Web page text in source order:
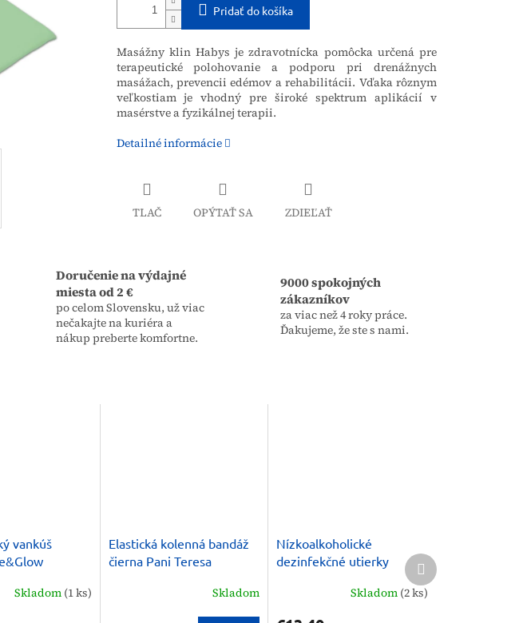
Pridať do košíka
Masážny klin Habys je zdravotnícka pomôcka určená pre
terapeutické polohovanie a podporu pri drenážnych
masážach, prevencii edémov a rehabilitácii. Vďaka rôznym
veľkostiam je vhodný pre široké spektrum aplikácií v
masérstve a fyzikálnej terapii.
Detailné informácie
TLAČ OPÝTAŤ SA ZDIEĽAŤ
Doručenie na výdajné
miesta od 2 €
po celom Slovensku, už viac
nečakajte na kuriéra a
nákup preberte komfortne.
9000 spokojných
zákazníkov
za viac než 4 roky práce.
Ďakujeme, že ste s nami.
vankúš
Skladom (1 ks)
Elastická kolenná bandáž
čierna Pani Teresa
Skladom
Nízkoalkoholické
dezinfekčné utierky
Skladom (2 ks)
Ďalší
produkt